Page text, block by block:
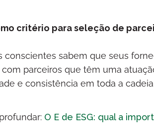
critério para seleção de
conscientes sabem que seus
com parceiros que têm uma
e consistência em toda a
O E de ESG: qual a